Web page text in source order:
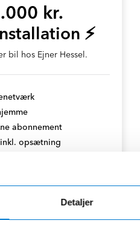
Detaljer
kr.
⚡
bil hos Ejner Hessel.
abonnement
opsætning